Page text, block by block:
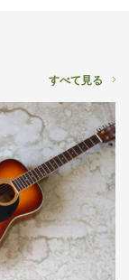
すべて見る